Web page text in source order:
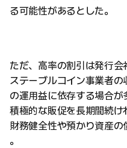
る可能性があるとした。
ただ、高率の割引は発行会
ステーブルコイン事業者
の運用益に依存する場合が
積極的な販促を長期間続け
財務健全性や預かり資産
。